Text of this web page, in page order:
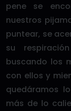
pene se
nuestros
puntear, se
su
buscando los
con ellos y
quedáramos
más de lo